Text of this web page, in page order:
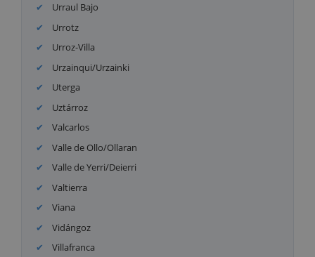
Urraul Bajo
Urrotz
Urroz-Villa
Urzainqui/Urzainki
Uterga
Uztárroz
Valcarlos
Valle de Ollo/Ollaran
Valle de Yerri/Deierri
Valtierra
Viana
Vidángoz
Villafranca